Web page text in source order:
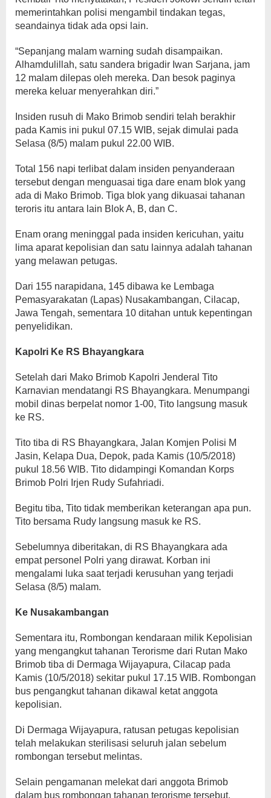
memerintahkan polisi mengambil tindakan tegas,
seandainya tidak ada opsi lain.
“Sepanjang malam warning sudah disampaikan.
Alhamdulillah, satu sandera brigadir Iwan Sarjana, jam
12 malam dilepas oleh mereka. Dan besok paginya
mereka keluar menyerahkan diri.”
Insiden rusuh di Mako Brimob sendiri telah berakhir
pada Kamis ini pukul 07.15 WIB, sejak dimulai pada
Selasa (8/5) malam pukul 22.00 WIB.
Total 156 napi terlibat dalam insiden penyanderaan
tersebut dengan menguasai tiga dare enam blok yang
ada di Mako Brimob. Tiga blok yang dikuasai tahanan
teroris itu antara lain Blok A, B, dan C.
Enam orang meninggal pada insiden kericuhan, yaitu
lima aparat kepolisian dan satu lainnya adalah tahanan
yang melawan petugas.
Dari 155 narapidana, 145 dibawa ke Lembaga
Pemasyarakatan (Lapas) Nusakambangan, Cilacap,
Jawa Tengah, sementara 10 ditahan untuk kepentingan
penyelidikan.
Kapolri Ke RS Bhayangkara
Setelah dari Mako Brimob Kapolri Jenderal Tito
Karnavian mendatangi RS Bhayangkara. Menumpangi
mobil dinas berpelat nomor 1-00, Tito langsung masuk
ke RS.
Tito tiba di RS Bhayangkara, Jalan Komjen Polisi M
Jasin, Kelapa Dua, Depok, pada Kamis (10/5/2018)
pukul 18.56 WIB. Tito didampingi Komandan Korps
Brimob Polri Irjen Rudy Sufahriadi.
Begitu tiba, Tito tidak memberikan keterangan apa pun.
Tito bersama Rudy langsung masuk ke RS.
Sebelumnya diberitakan, di RS Bhayangkara ada
empat personel Polri yang dirawat. Korban ini
mengalami luka saat terjadi kerusuhan yang terjadi
Selasa (8/5) malam.
Ke Nusakambangan
Sementara itu, Rombongan kendaraan milik Kepolisian
yang mengangkut tahanan Terorisme dari Rutan Mako
Brimob tiba di Dermaga Wijayapura, Cilacap pada
Kamis (10/5/2018) sekitar pukul 17.15 WIB. Rombongan
bus pengangkut tahanan dikawal ketat anggota
kepolisian.
Di Dermaga Wijayapura, ratusan petugas kepolisian
telah melakukan sterilisasi seluruh jalan sebelum
rombongan tersebut melintas.
Selain pengamanan melekat dari anggota Brimob
dalam bus rombongan tahanan terorisme tersebut.